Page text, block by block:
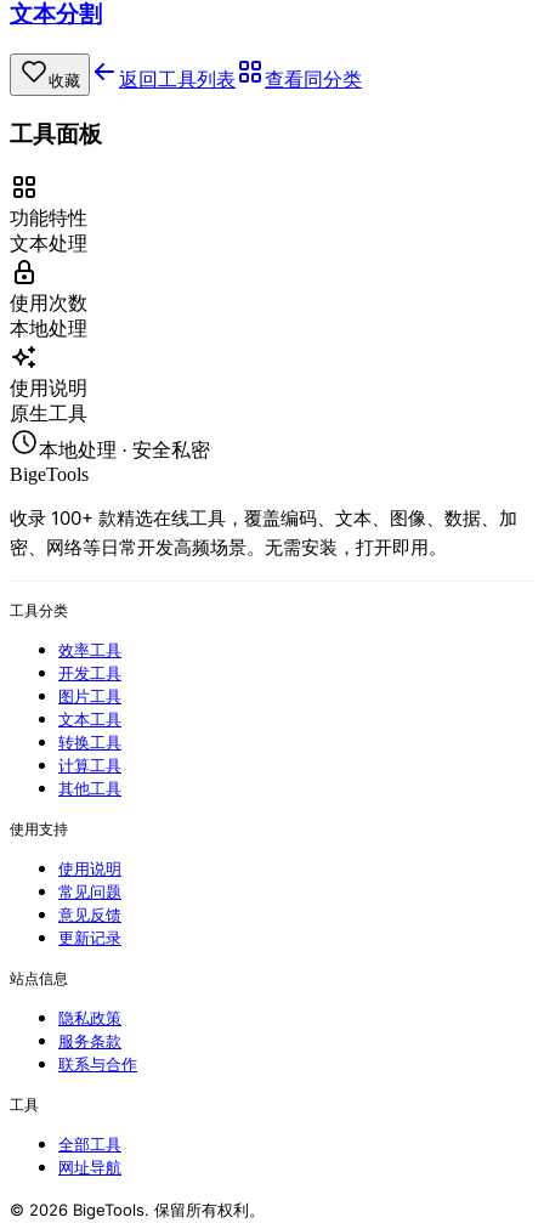
文本分割
收藏 返回工具列表 查看同分类
工具面板
功能特性
文本处理
使用次数
本地处理
使用说明
原生工具
本地处理 · 安全私密
BigeTools
收录 100+ 款精选在线工具，覆盖编码、文本、图像、数据、加
密、网络等日常开发高频场景。无需安装，打开即用。
工具分类
效率工具
开发工具
图片工具
文本工具
转换工具
计算工具
其他工具
使用支持
使用说明
常见问题
意见反馈
更新记录
站点信息
隐私政策
服务条款
联系与合作
工具
全部工具
网址导航
© 2026 BigeTools. 保留所有权利。